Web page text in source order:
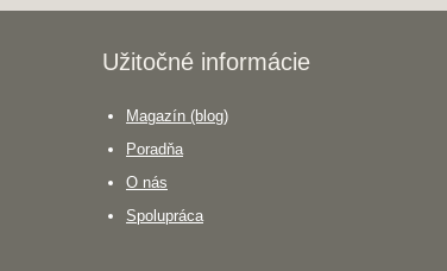
Užitočné informácie
Magazín (blog)
Poradňa
O nás
Spolupráca